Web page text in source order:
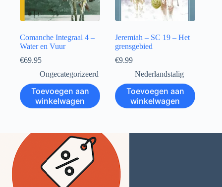
Comanche Integraal 4 –
Water en Vuur
€69.95
Ongecategorizeerd
Toevoegen aan
winkelwagen
Jeremiah – SC 19 – Het
grensgebied
€9.99
Nederlandstalig
Toevoegen aan
winkelwagen